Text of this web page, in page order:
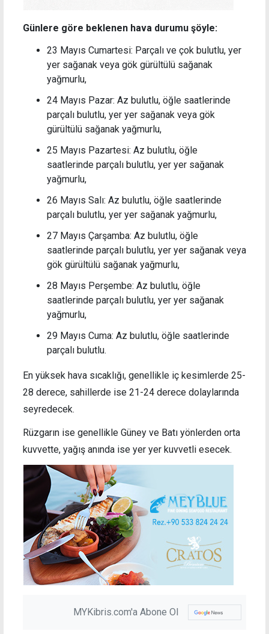
Günlere göre beklenen hava durumu şöyle:
23 Mayıs Cumartesi: Parçalı ve çok bulutlu, yer
yer sağanak veya gök gürültülü sağanak
yağmurlu,
24 Mayıs Pazar: Az bulutlu, öğle saatlerinde
parçalı bulutlu, yer yer sağanak veya gök
gürültülü sağanak yağmurlu,
25 Mayıs Pazartesi: Az bulutlu, öğle
saatlerinde parçalı bulutlu, yer yer sağanak
yağmurlu,
26 Mayıs Salı: Az bulutlu, öğle saatlerinde
parçalı bulutlu, yer yer sağanak yağmurlu,
27 Mayıs Çarşamba: Az bulutlu, öğle
saatlerinde parçalı bulutlu, yer yer sağanak veya
gök gürültülü sağanak yağmurlu,
28 Mayıs Perşembe: Az bulutlu, öğle
saatlerinde parçalı bulutlu, yer yer sağanak
yağmurlu,
29 Mayıs Cuma: Az bulutlu, öğle saatlerinde
parçalı bulutlu.
En yüksek hava sıcaklığı, genellikle iç kesimlerde 25-
28 derece, sahillerde ise 21-24 derece dolaylarında
seyredecek.
Rüzgarın ise genellikle Güney ve Batı yönlerden orta
kuvvette, yağış anında ise yer yer kuvvetli esecek.
MYKibris.com'a Abone Ol